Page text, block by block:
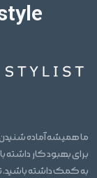
ما همیشه آماده
برای بهبود کار داشته
به کمک داشته باشید،